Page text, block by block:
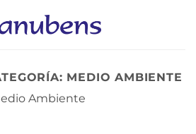
MEDIO AMBIENTE
Ambiente